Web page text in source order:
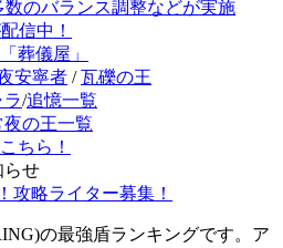
数のバランス調整などが実施
信中！
「葬儀屋」
安寧者 /瓦礫の王
/追憶一覧
夜の王一覧
ちら！
らせ
攻略ライター募集！
の最強盾ランキングです。ア